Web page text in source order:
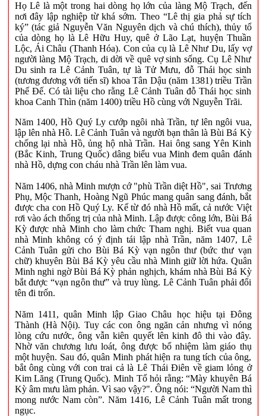
Họ Lê là một trong hai dòng họ lớn của làng Mộ Trạch, đến
nơi đây lập nghiệp từ khá sớm. Theo “Lê thị gia phả sự tích
ký” (tác giả Nguyễn Văn Nguyên dịch và chú thích), thủy tổ
của dòng họ là Lê Hữu Huy, quê ở Lão Lạt, huyện Thuần
Lộc, Ái Châu (Thanh Hóa). Con của cụ là Lê Như Du, lấy vợ
người làng Mộ Trạch, di dời về quê vợ sinh sống. Cụ Lê Như
Du sinh ra Lê Cảnh Tuân, tự là Tử Mưu, đỗ Thái học sinh
(tương đương với tiến sĩ) khoa Tân Dậu (năm 1381) triều Trần
Phế Đế. Có tài liệu cho rằng Lê Cảnh Tuân đỗ Thái học sinh
khoa Canh Thìn (năm 1400) triều Hồ cùng với Nguyễn Trãi.
Năm 1400, Hồ Quý Ly cướp ngôi nhà Trần, tự lên ngôi vua,
lập lên nhà Hồ. Lê Cảnh Tuân và người bạn thân là Bùi Bá Kỳ
chống lại nhà Hồ, ủng hộ nhà Trần. Hai ông sang Yên Kinh
(Bắc Kinh, Trung Quốc) dâng biểu vua Minh đem quân đánh
nhà Hồ, dựng con cháu nhà Trần lên làm vua.
Năm 1406, nhà Minh mượn cớ "phù Trần diệt Hồ", sai Trương
Phụ, Mộc Thanh, Hoàng Ngũ Phúc mang quân sang đánh, bắt
được cha con Hồ Quý Ly. Kể từ đó nhà Hồ mất, cả nước Việt
rơi vào ách thống trị của nhà Minh. Lập được công lớn, Bùi Bá
Kỳ được nhà Minh cho làm chức Tham nghị. Biết vua quan
nhà Minh không có ý định tái lập nhà Trần, năm 1407, Lê
Cảnh Tuân gửi cho Bùi Bá Kỳ vạn ngôn thư (bức thư vạn
chữ) khuyên Bùi Bá Kỳ yêu cầu nhà Minh giữ lời hứa. Quân
Minh nghi ngờ Bùi Bá Kỳ phản nghịch, khám nhà Bùi Bá Kỳ
bắt được “vạn ngôn thư” và truy lùng. Lê Cảnh Tuân phải đổi
tên đi trốn.
Năm 1411, quân Minh lập Giao Châu học hiệu tại Đông
Thành (Hà Nội). Tuy các con ông ngăn cản nhưng vì nóng
lòng cứu nước, ông vẫn kiên quyết lên kinh đô thi vào đây.
Nhờ văn chương lưu loát, ông được bổ nhiệm làm giáo thụ
một huyện. Sau đó, quân Minh phát hiện ra tung tích của ông,
bắt ông cùng với con trai cả là Lê Thái Điên về giam lỏng ở
Kim Lăng (Trung Quốc). Minh Tổ hỏi rằng: “Mày khuyên Bá
Kỳ âm mưu làm phản. Vì sao vậy?". Ông nói: “Người Nam thì
mong nước Nam còn”. Năm 1416, Lê Cảnh Tuân mất trong
ngục.